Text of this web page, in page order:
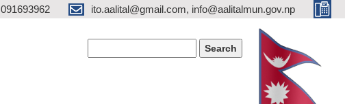
091693962 ito.aalital@gmail.com, info@aalitalmun.gov.np